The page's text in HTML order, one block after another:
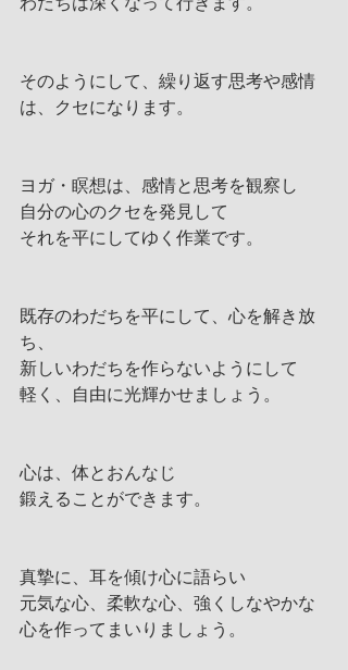
わだちは深くなって行きます。
そのようにして、繰り返す思考や感情
は、クセになります。
ヨガ・瞑想は、感情と思考を観察し
自分の心のクセを発見して
それを平にしてゆく作業です。
既存のわだちを平にして、心を解き放
ち、
新しいわだちを作らないようにして
軽く、自由に光輝かせましょう。
心は、体とおんなじ
鍛えることができます。
真摯に、耳を傾け心に語らい
元気な心、柔軟な心、強くしなやかな
心を作ってまいりましょう。